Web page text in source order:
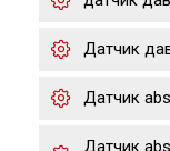
Датчик
Датчик
Датчик